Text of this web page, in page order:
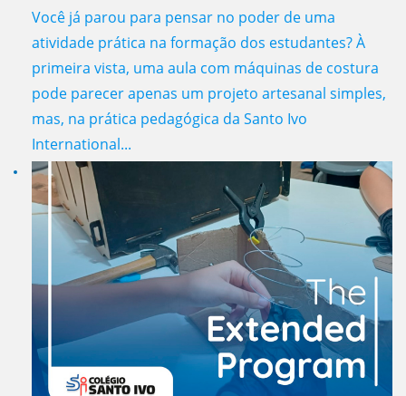
Você já parou para pensar no poder de uma
atividade prática na formação dos estudantes? À
primeira vista, uma aula com máquinas de costura
pode parecer apenas um projeto artesanal simples,
mas, na prática pedagógica da Santo Ivo
International...